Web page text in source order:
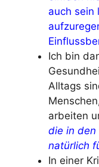
auch sein
Ich bin
Alltags
arbeiten
die in den
natürlich
In einer